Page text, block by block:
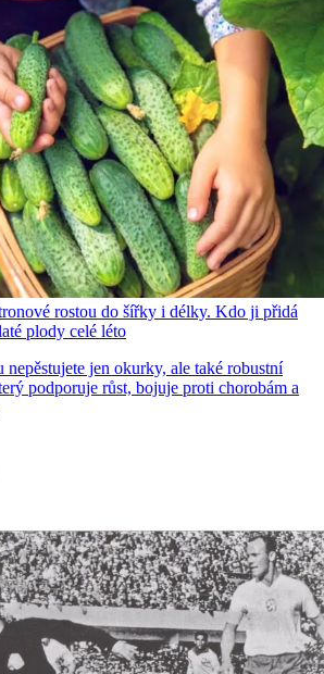
rostou do šířky i délky. Kdo ji přidá
plody celé léto
jen okurky, ale také robustní
podporuje růst, bojuje proti chorobám a